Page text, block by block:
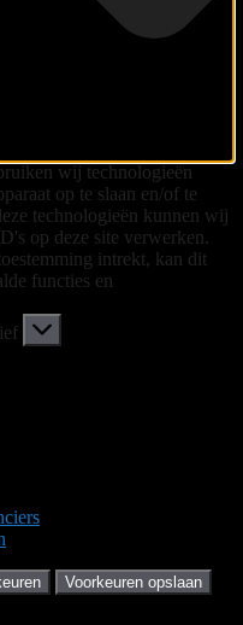
wij technologieën
op te slaan en/of te
technologieën kunnen wij
op deze site verwerken.
intrekt, kan dit
functies en
Voorkeuren opslaan